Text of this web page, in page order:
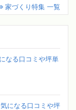
家づくり特集 一覧
なる口コミや坪単
になる口コミや坪